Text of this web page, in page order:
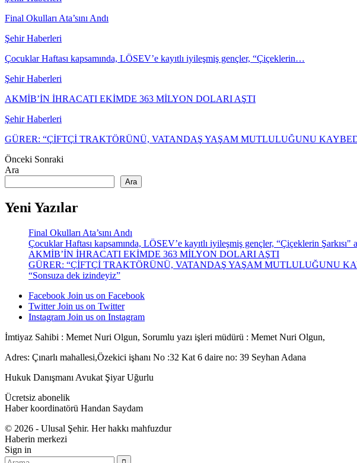
Final Okulları Ata’sını Andı
Şehir Haberleri
Çocuklar Haftası kapsamında, LÖSEV’e kayıtlı iyileşmiş gençler, “Çiçeklerin…
Şehir Haberleri
AKMİB’İN İHRACATI EKİMDE 363 MİLYON DOLARI AŞTI
Şehir Haberleri
GÜRER: “ÇİFTÇİ TRAKTÖRÜNÜ, VATANDAŞ YAŞAM MUTLULUĞUNU
Önceki Sonraki
Ara
Ara
Yeni Yazılar
Final Okulları Ata’sını Andı
Çocuklar Haftası kapsamında, LÖSEV’e kayıtlı iyileşmiş gençler, “Çiçeklerin
AKMİB’İN İHRACATI EKİMDE 363 MİLYON DOLARI AŞTI
GÜRER: “ÇİFTÇİ TRAKTÖRÜNÜ, VATANDAŞ YAŞAM MUTLULUĞUNU
“Sonsuza dek izindeyiz”
Facebook Join us on Facebook
Twitter Join us on Twitter
Instagram Join us on Instagram
İmtiyaz Sahibi : Memet Nuri Olgun, Sorumlu yazı işleri müdürü : Memet Nuri Olgun,
Adres: Çınarlı mahallesi,Özekici işhanı No :32 Kat 6 daire no: 39 Seyhan Adana
Hukuk Danışmanı Avukat Şiyar Uğurlu
Ücretsiz abonelik
Haber koordinatörü Handan Saydam
© 2026 - Ulusal Şehir. Her hakkı mahfuzdur
Haberin merkezi
Sign in